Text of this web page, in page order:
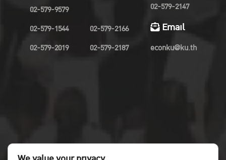
02-579-9579
02-579-1544
02-579-2019
02-579-2166
02-579-2187
02-579-2147
Email
econku@ku.th